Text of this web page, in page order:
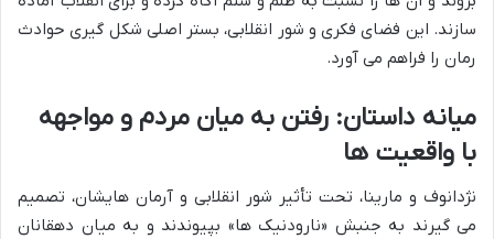
سازند. این فضای فکری و شور انقلابی، بستر اصلی شکل گیری حوادث
رمان را فراهم می آورد.
میانه داستان: رفتن به میان مردم و مواجهه
با واقعیت ها
نژدانوف و مارینا، تحت تأثیر شور انقلابی و آرمان هایشان، تصمیم
می گیرند به جنبش «نارودنیک ها» بپیوندند و به میان دهقانان